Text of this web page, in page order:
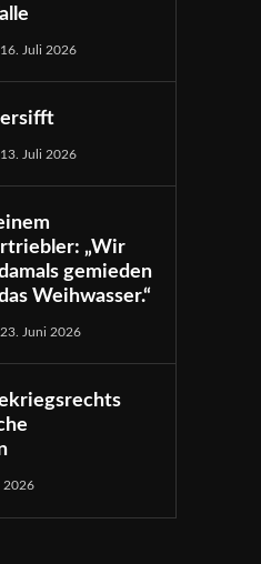
16. Juli 2026
13. Juli 2026
„Wir
gemieden
Weihwasser.“
23. Juni 2026
2026